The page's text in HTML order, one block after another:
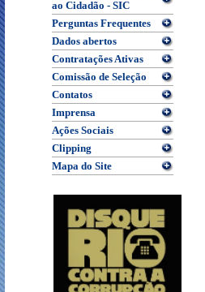
ao Cidadão - SIC
Perguntas Frequentes
Dados abertos
Contratações Ativas
Comissão de Seleção
Contatos
Imprensa
Ações Sociais
Clipping
Mapa do Site